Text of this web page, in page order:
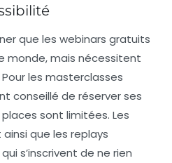
que les webinars gratuits
monde, mais nécessitent
les masterclasses
conseillé de réserver ses
sont limitées. Les
que les replays
s’inscrivent de ne rien